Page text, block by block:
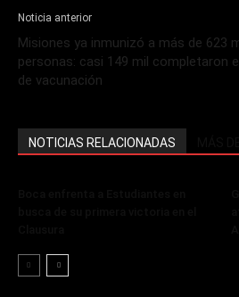
Noticia anterior
Misiones ya inmunizó a más de 623
personas: casi 149 mil completaron
de vacunación
NOTICIAS RELACIONADAS